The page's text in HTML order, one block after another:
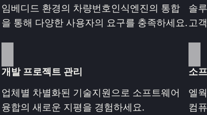
임베디드 환경의 차량번호인식엔진의 통합
을 통해 다양한 사용자의 요구를 충족하세요.
솔
고
개발 프로젝트 관리
업체별 차별화된 기술지원으로 소프트웨어
융합의 새로운 지평을 경험하세요.
소
엘
컴